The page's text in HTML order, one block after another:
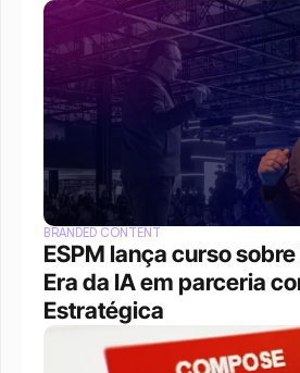
BRANDED CONTENT
ESPM lança curso
Era da IA em parceria
Estratégica